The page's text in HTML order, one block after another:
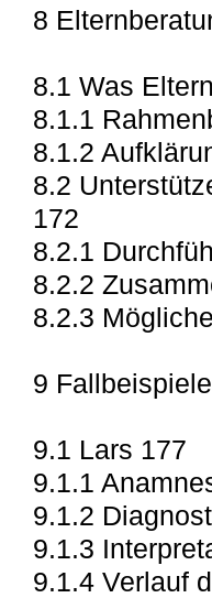
8
8.1 Was
8.1.1
8.1.2
8.2
172
8.2.1
8.2.2
8.2.3
9
9.1 Lars 177
9.1.1
9.1.2
9.1.3
9.1.4 Verlauf